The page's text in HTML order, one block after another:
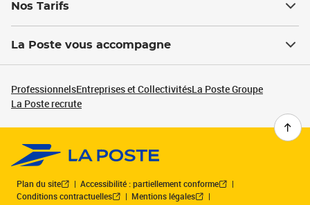
Nos Tarifs
La Poste vous accompagne
ProfessionnelsEntreprises et CollectivitésLa Poste Groupe
La Poste recrute
Plan du site
Accessibilité : partiellement conforme
Conditions contractuelles
Mentions légales